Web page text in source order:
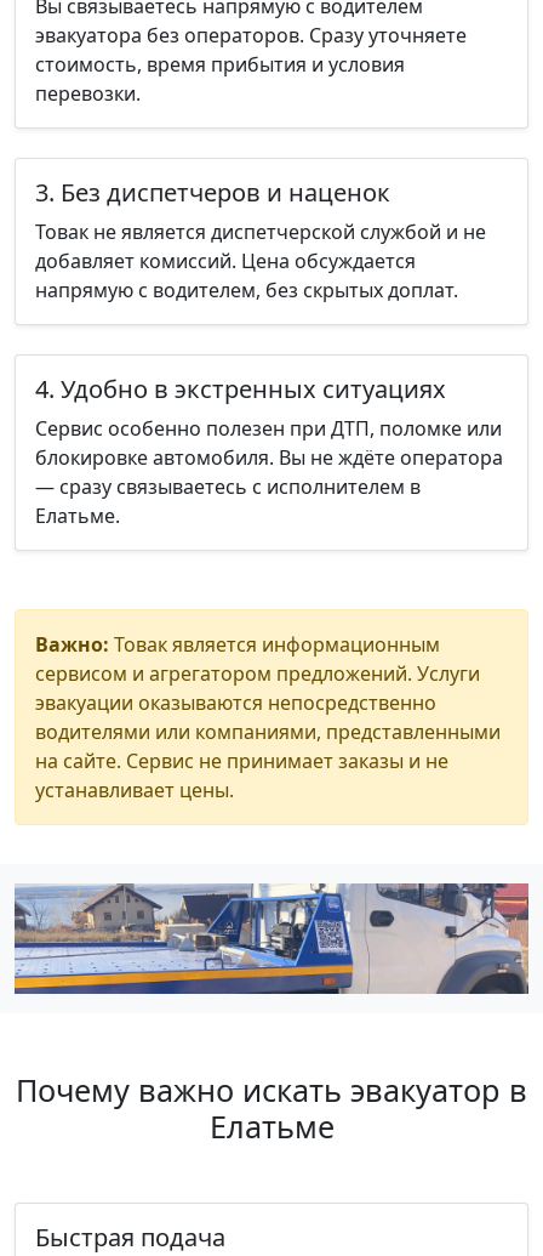
Вы связываетесь напрямую с водителем
эвакуатора без операторов. Сразу уточняете
стоимость, время прибытия и условия
перевозки.
3. Без диспетчеров и наценок
Товак не является диспетчерской службой и не
добавляет комиссий. Цена обсуждается
напрямую с водителем, без скрытых доплат.
4. Удобно в экстренных ситуациях
Сервис особенно полезен при ДТП, поломке или
блокировке автомобиля. Вы не ждёте оператора
— сразу связываетесь с исполнителем в
Елатьме.
Важно: Товак является информационным
сервисом и агрегатором предложений. Услуги
эвакуации оказываются непосредственно
водителями или компаниями, представленными
на сайте. Сервис не принимает заказы и не
устанавливает цены.
Почему важно искать эвакуатор в
Елатьме
Быстрая подача